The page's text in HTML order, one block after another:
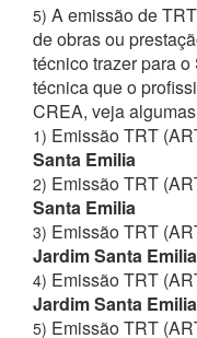
5) A emissão de
de obras ou
técnico trazer para
técnica que o
CREA, veja
1) Emissão TRT
Santa Emilia
2) Emissão TRT
Santa Emilia
3) Emissão TRT
Jardim Santa Emilia
4) Emissão TRT
Jardim Santa Emilia
5) Emissão TRT